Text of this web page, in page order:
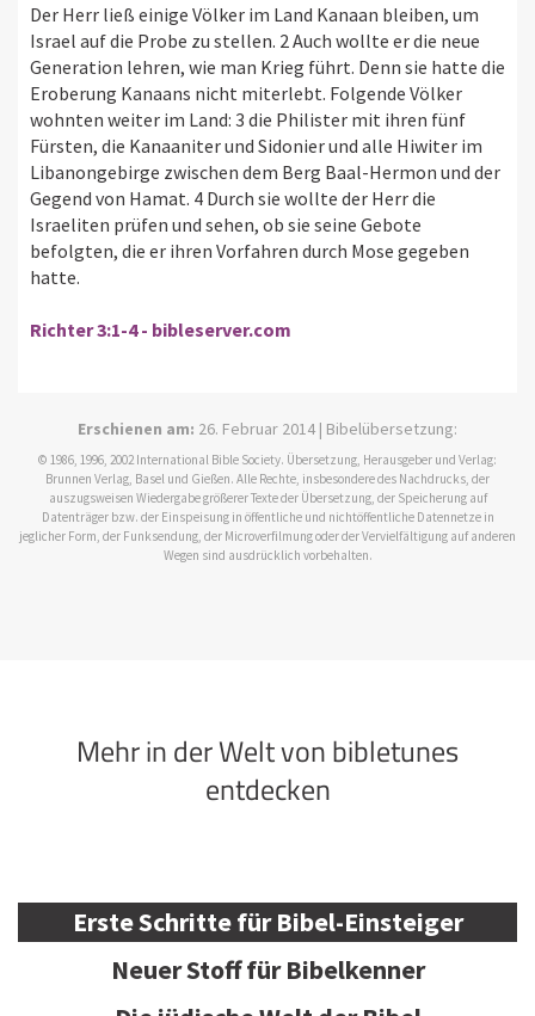
Der Herr ließ einige Völker im Land Kanaan bleiben, um
Israel auf die Probe zu stellen. 2 Auch wollte er die neue
Generation lehren, wie man Krieg führt. Denn sie hatte die
Eroberung Kanaans nicht miterlebt. Folgende Völker
wohnten weiter im Land: 3 die Philister mit ihren fünf
Fürsten, die Kanaaniter und Sidonier und alle Hiwiter im
Libanongebirge zwischen dem Berg Baal-Hermon und der
Gegend von Hamat. 4 Durch sie wollte der Herr die
Israeliten prüfen und sehen, ob sie seine Gebote
befolgten, die er ihren Vorfahren durch Mose gegeben
hatte.
Richter 3:1-4 - bibleserver.com
Erschienen am: 26. Februar 2014 | Bibelübersetzung:
© 1986, 1996, 2002 International Bible Society. Übersetzung, Herausgeber und Verlag:
Brunnen Verlag, Basel und Gießen. Alle Rechte, insbesondere des Nachdrucks, der
auszugsweisen Wiedergabe größerer Texte der Übersetzung, der Speicherung auf
Datenträger bzw. der Einspeisung in öffentliche und nichtöffentliche Datennetze in
jeglicher Form, der Funksendung, der Microverfilmung oder der Vervielfältigung auf anderen
Wegen sind ausdrücklich vorbehalten.
Mehr in der Welt von bibletunes
entdecken
Erste Schritte für Bibel-Einsteiger
Neuer Stoff für Bibelkenner